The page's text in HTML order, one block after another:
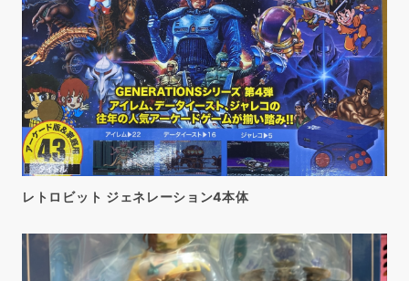
レトロビット ジェネレーション4本体